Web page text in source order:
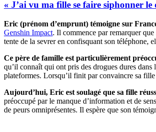
« J’ai vu ma fille se faire siphonner
Eric (prénom d’emprunt) témoigne sur
Genshin Impact. Il commence par remarquer
tente de la sevrer en confisquant son téléphone,
Ce père de famille est particulièrement
qu’il connaît qui ont pris des drogues dures
plateformes. Lorsqu’il finit par convaincre sa
Aujourd’hui, Eric est soulagé que sa fille
préoccupé par le manque d’information et de
de peurs omniprésentes. Il espère que son